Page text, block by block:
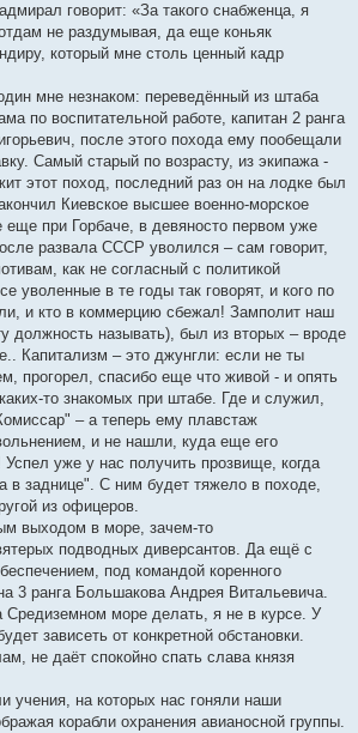
говорит: «За такого снабженца, я
не раздумывая, да еще коньяк
который мне столь ценный кадр
мне незнаком: переведённый из штаба
по воспитательной работе, капитан 2 ранга
после этого похода ему пообещали
Самый старый по возрасту, из экипажа -
этот поход, последний раз он на лодке был
Киевское высшее военно-морское
еще при Горбаче, в девяносто первом уже
развала СССР уволился – сам говорит,
как не согласный с политикой
уволенные в те годы так говорят, и кого по
и кто в коммерцию сбежал! Замполит наш
должность называть), был из вторых – вроде
Капитализм – это джунгли: если не ты
прогорел, спасибо еще что живой - и опять
то знакомых при штабе. Где и служил,
– а теперь ему плавстаж
и не нашли, куда еще его
Успел уже у нас получить прозвище, когда
в заднице". С ним будет тяжело в походе,
из офицеров.
выходом в море, зачем-то
подводных диверсантов. Да ещё с
под командой коренного
3 ранга Большакова Андрея Витальевича.
Средиземном море делать, я не в курсе. У
зависеть от конкретной обстановки.
не даёт спокойно спать слава князя
учения, на которых нас гоняли наши
корабли охранения авианосной группы.